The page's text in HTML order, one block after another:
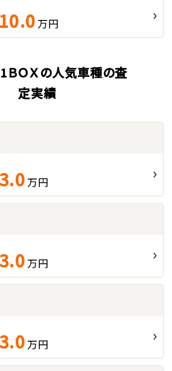
10.0 万円
1ＢＯＸの人気車種の査
定実績
3.0 万円
3.0 万円
3.0 万円